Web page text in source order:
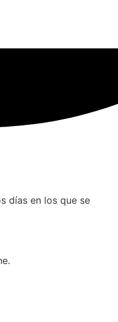
días en los que se